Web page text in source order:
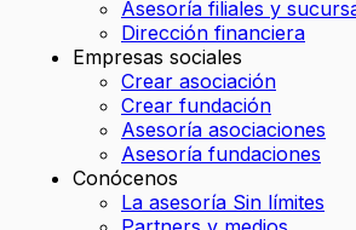
Asesoría filiales y
Dirección financiera
Empresas sociales
Crear asociación
Crear fundación
Asesoría asociaciones
Asesoría fundaciones
Conócenos
La asesoría Sin límites